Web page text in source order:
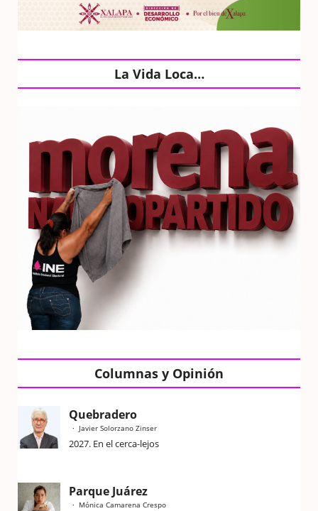
La Vida Loca…
Columnas y Opinión
Quebradero
Javier Solorzano Zinser
2027. En el cerca-lejos
Parque Juárez
Mónica Camarena Crespo